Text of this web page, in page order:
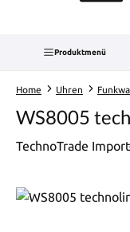
Produktmenü
Home Uhren
WS8005
TechnoTrade